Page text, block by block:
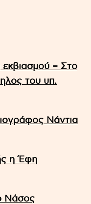
– Στο
του υπ.
Νάντια
η Έφη
Νάσος